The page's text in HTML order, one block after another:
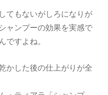
てもないがしろになりが
ャンプーの効果を実感で
ですよね。
かした後の仕上がりが全